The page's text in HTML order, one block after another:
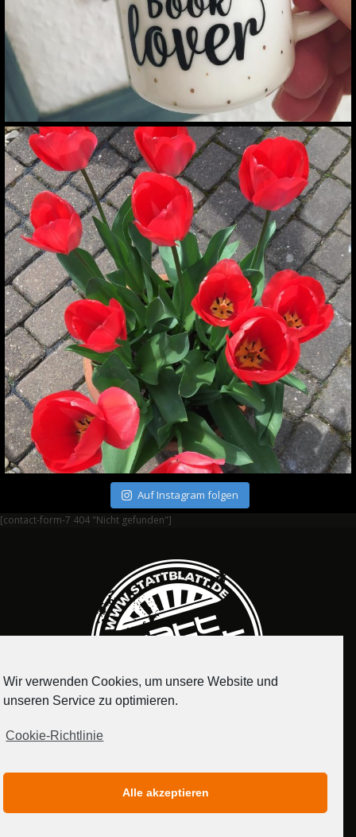
Auf Instagram folgen
[contact-form-7 404 "Nicht gefunden"]
MEDIADATEN
Wir verwenden Cookies, um unsere Website und
unseren Service zu optimieren.
Cookie-Richtlinie
Alle akzeptieren